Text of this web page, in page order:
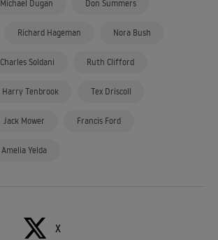
Michael Dugan Don Summers
Richard Hageman Nora Bush
Charles Soldani Ruth Clifford
Harry Tenbrook Tex Driscoll
Jack Mower Francis Ford
Amelia Yelda
X